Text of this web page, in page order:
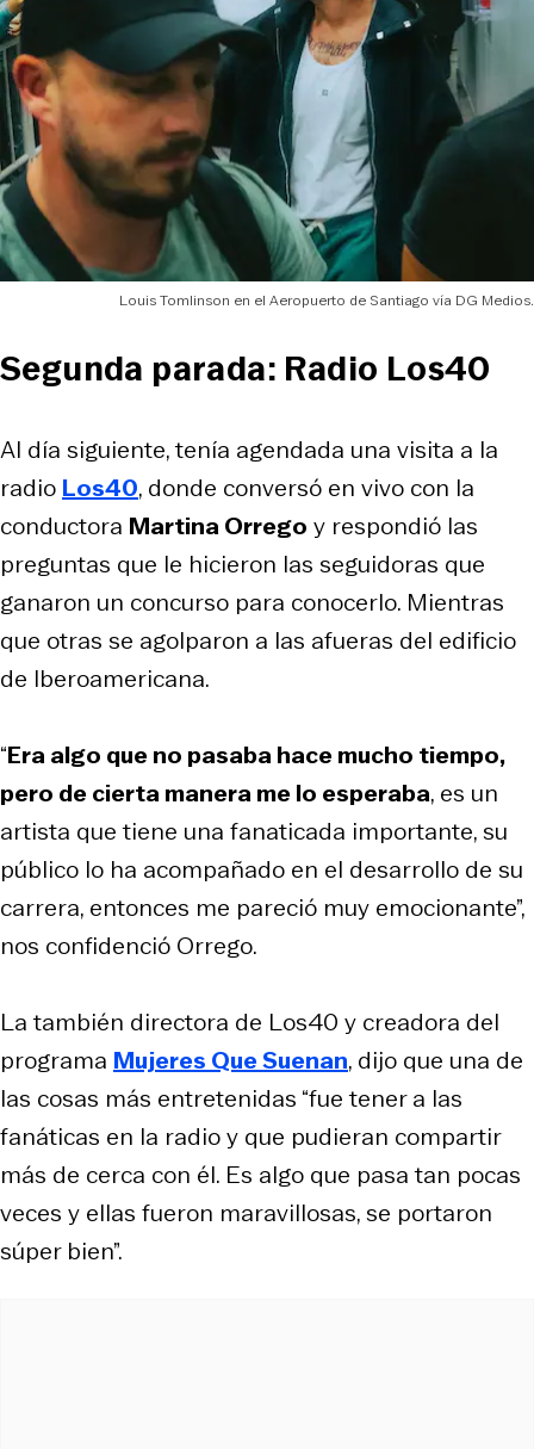
Louis Tomlinson en el Aeropuerto de Santiago vía DG Medios.
Segunda parada: Radio Los40
Al día siguiente, tenía agendada una visita a la
radio Los40, donde conversó en vivo con la
conductora Martina Orrego y respondió las
preguntas que le hicieron las seguidoras que
ganaron un concurso para conocerlo. Mientras
que otras se agolparon a las afueras del edificio
de Iberoamericana.
“Era algo que no pasaba hace mucho tiempo,
pero de cierta manera me lo esperaba, es un
artista que tiene una fanaticada importante, su
público lo ha acompañado en el desarrollo de su
carrera, entonces me pareció muy emocionante”,
nos confidenció Orrego.
La también directora de Los40 y creadora del
programa Mujeres Que Suenan, dijo que una de
las cosas más entretenidas “fue tener a las
fanáticas en la radio y que pudieran compartir
más de cerca con él. Es algo que pasa tan pocas
veces y ellas fueron maravillosas, se portaron
súper bien”.